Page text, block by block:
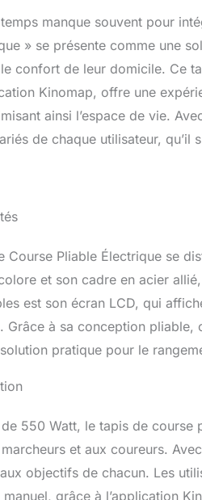
manque souvent pour
» se présente comme une
confort de leur domicile. Ce
Kinomap, offre une
ainsi l’espace de vie.
de chaque utilisateur, qu’il
Course Pliable Électrique se
et son cadre en acier
est son écran LCD, qui
Grâce à sa conception
pratique pour le
de 550 Watt, le tapis de
et aux coureurs.
objectifs de chacun. Les
grâce à l’application